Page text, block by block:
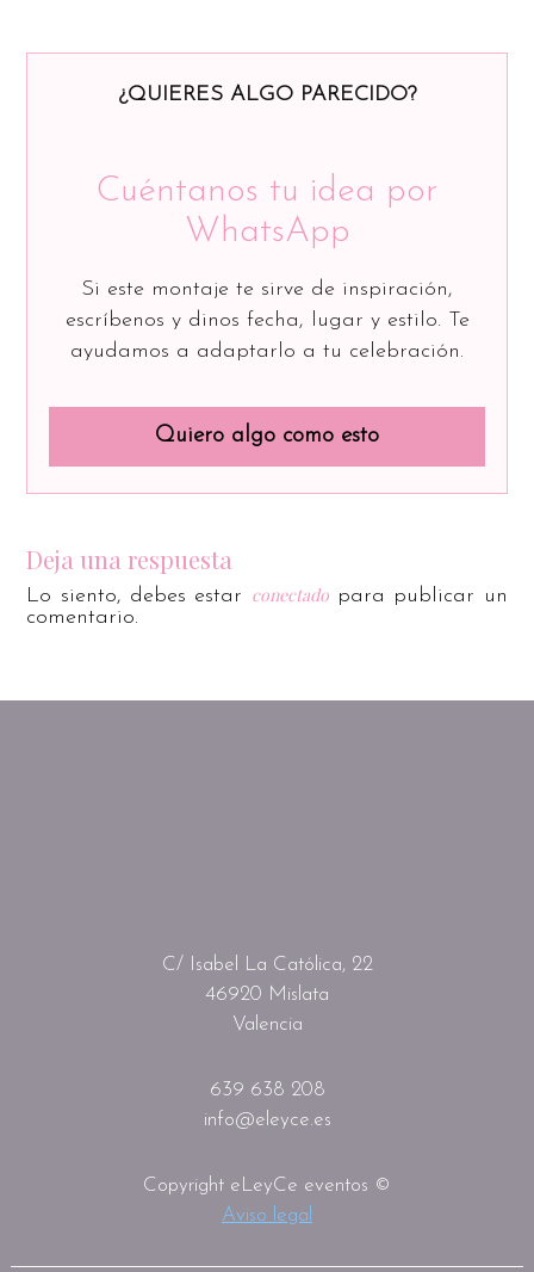
¿QUIERES ALGO PARECIDO?
Cuéntanos tu idea por
WhatsApp
Si este montaje te sirve de inspiración,
escríbenos y dinos fecha, lugar y estilo. Te
ayudamos a adaptarlo a tu celebración.
Quiero algo como esto
Deja una respuesta
Lo siento, debes estar conectadopara publicar un
comentario.
C/ Isabel La Católica, 22
46920 Mislata
Valencia
639 638 208
info@eleyce.es
Copyright eLeyCe eventos ©
Aviso legal